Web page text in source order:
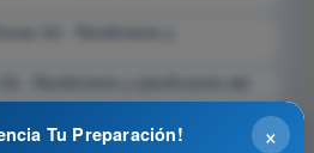
A2 - Rendimiento y
- Rendimiento y planificación del
×
Tu Preparación!